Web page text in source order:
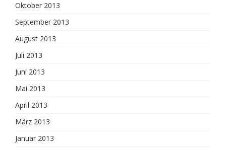
Oktober 2013
September 2013
August 2013
Juli 2013
Juni 2013
Mai 2013
April 2013
März 2013
Januar 2013